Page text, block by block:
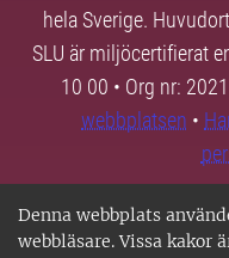
Denna webbplats
webbläsare. Vissa kakor
hela Sverige.
SLU är miljöcertifierat
10 00 • Org nr:
webbplatsen •